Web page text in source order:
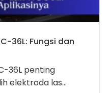
36L: Fungsi dan
36L penting
elektroda las...